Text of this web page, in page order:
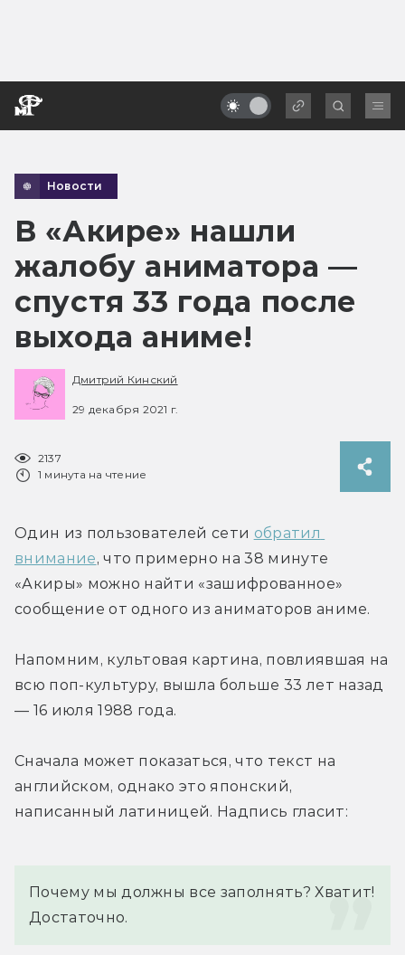
Новости
В «Акире» нашли
жалобу аниматора —
спустя 33 года после
выхода аниме!
Дмитрий Кинский
29 декабря 2021 г.
2137
1 минута на чтение
Один из пользователей сети обратил
внимание, что примерно на 38 минуте
«Акиры» можно найти «зашифрованное»
сообщение от одного из аниматоров аниме.
Напомним, культовая картина, повлиявшая на
всю поп-культуру, вышла больше 33 лет назад
— 16 июля 1988 года.
Сначала может показаться, что текст на
английском, однако это японский,
написанный латиницей. Надпись гласит:
Почему мы должны все заполнять? Хватит!
Достаточно.